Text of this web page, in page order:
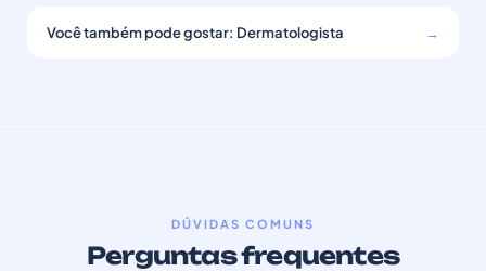
Você também pode gostar: Dermatologista →
DÚVIDAS COMUNS
Perguntas frequentes